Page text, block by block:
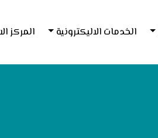
الخدمات الاليكترونية المركز